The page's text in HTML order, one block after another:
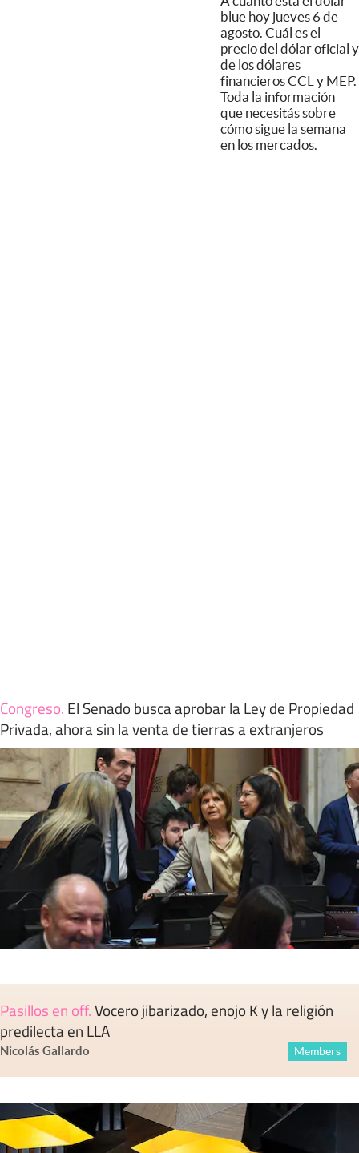
blue hoy jueves 6 de
agosto. Cuál es el
precio del dólar oficial y
de los dólares
financieros CCL y MEP.
Toda la información
que necesitás sobre
cómo sigue la semana
en los mercados.
Congreso. El Senado busca aprobar la Ley de Propiedad
Privada, ahora sin la venta de tierras a extranjeros
Pasillos en off.Vocero jibarizado, enojo K y la religión
predilecta en LLA
Nicolás Gallardo Members